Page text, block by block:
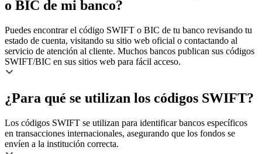
o BIC de mi banco?
Puedes encontrar el código SWIFT o BIC de tu banco revisando tu
estado de cuenta, visitando su sitio web oficial o contactando al
servicio de atención al cliente. Muchos bancos publican sus códigos
SWIFT/BIC en sus sitios web para fácil acceso.
¿Para qué se utilizan los códigos SWIFT?
Los códigos SWIFT se utilizan para identificar bancos específicos
en transacciones internacionales, asegurando que los fondos se
envíen a la institución correcta.